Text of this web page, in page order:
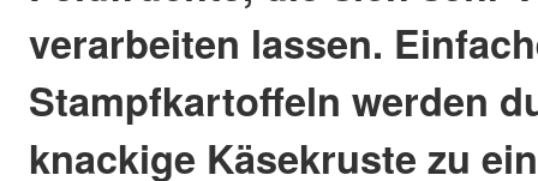
verarbeiten lassen.
Stampfkartoffeln werden
knackige Käsekruste zu